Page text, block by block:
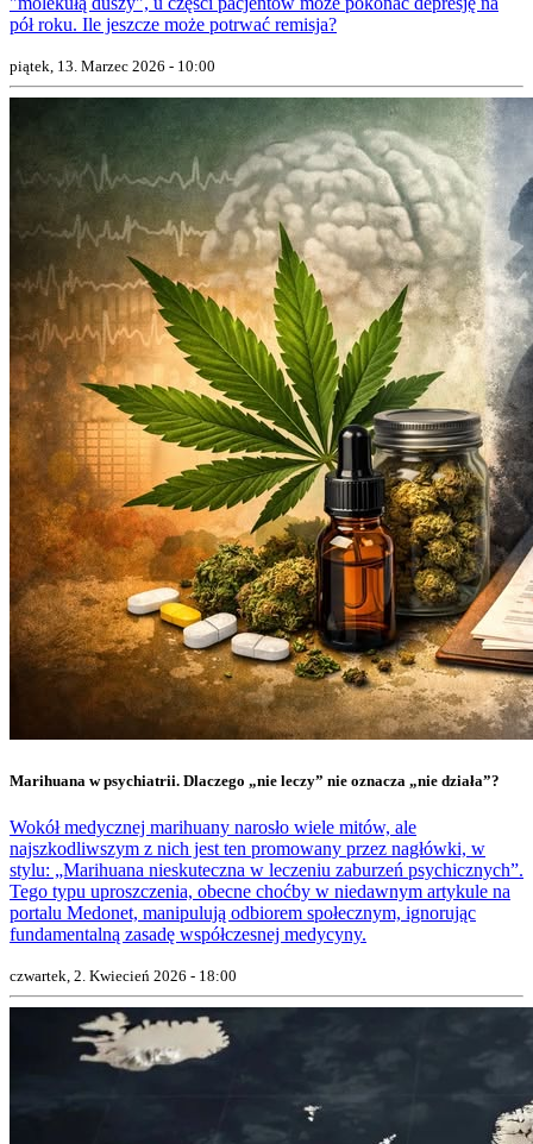
pół roku. Ile jeszcze może potrwać remisja?
piątek, 13. Marzec 2026 - 10:00
Marihuana w psychiatrii. Dlaczego „nie leczy” nie oznacza „nie działa”?
Wokół medycznej marihuany narosło wiele mitów, ale
najszkodliwszym z nich jest ten promowany przez nagłówki, w
stylu: „Marihuana nieskuteczna w leczeniu zaburzeń psychicznych”.
Tego typu uproszczenia, obecne choćby w niedawnym artykule na
portalu Medonet, manipulują odbiorem społecznym, ignorując
fundamentalną zasadę współczesnej medycyny.
czwartek, 2. Kwiecień 2026 - 18:00